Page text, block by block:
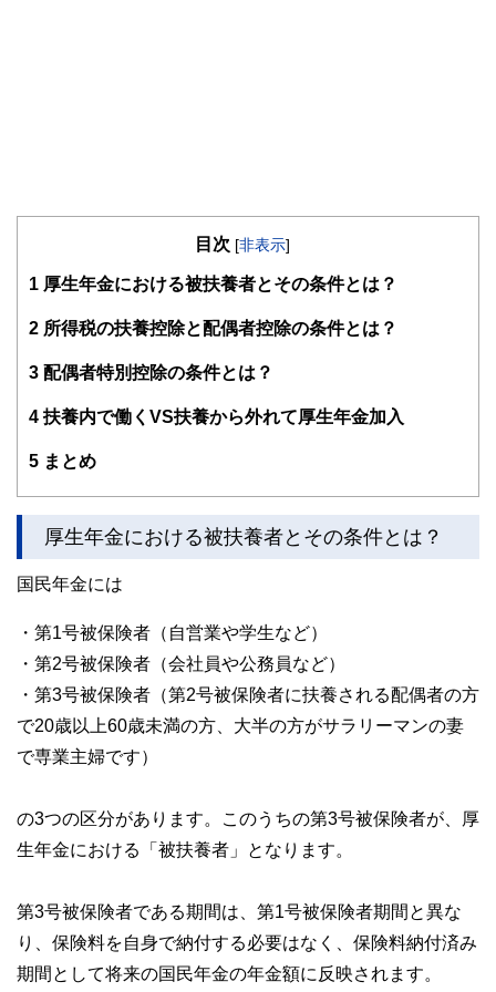
目次 [非表示]
1 厚生年金における被扶養者とその条件とは？
2 所得税の扶養控除と配偶者控除の条件とは？
3 配偶者特別控除の条件とは？
4 扶養内で働くVS扶養から外れて厚生年金加入
5 まとめ
厚生年金における被扶養者とその条件とは？
国民年金には
・第1号被保険者（自営業や学生など）
・第2号被保険者（会社員や公務員など）
・第3号被保険者（第2号被保険者に扶養される配偶者の方
で20歳以上60歳未満の方、大半の方がサラリーマンの妻
で専業主婦です）
の3つの区分があります。このうちの第3号被保険者が、厚
生年金における「被扶養者」となります。
第3号被保険者である期間は、第1号被保険者期間と異な
り、保険料を自身で納付する必要はなく、保険料納付済み
期間として将来の国民年金の年金額に反映されます。